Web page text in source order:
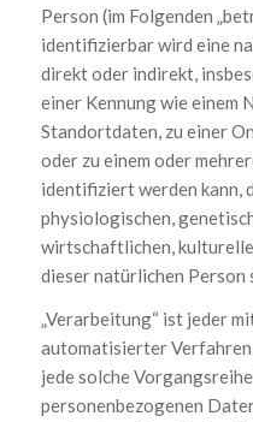
Person (im Folgenden
identifizierbar wird eine
direkt oder indirekt,
einer Kennung wie einem
Standortdaten, zu einer
oder zu einem oder
identifiziert werden kann,
physiologischen,
wirtschaftlichen,
dieser natürlichen Person
„Verarbeitung“ ist jeder
automatisierter
jede solche
personenbezogenen